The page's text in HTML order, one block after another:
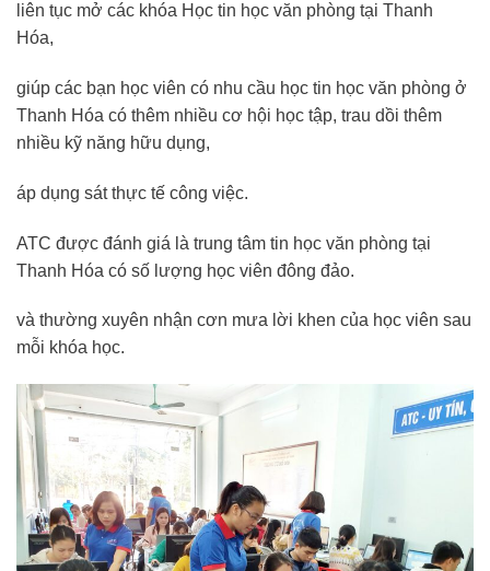
liên tục mở các khóa Học tin học văn phòng tại Thanh
Hóa,
giúp các bạn học viên có nhu cầu học tin học văn phòng ở
Thanh Hóa có thêm nhiều cơ hội học tập, trau dồi thêm
nhiều kỹ năng hữu dụng,
áp dụng sát thực tế công việc.
ATC được đánh giá là trung tâm tin học văn phòng tại
Thanh Hóa có số lượng học viên đông đảo.
và thường xuyên nhận cơn mưa lời khen của học viên sau
mỗi khóa học.